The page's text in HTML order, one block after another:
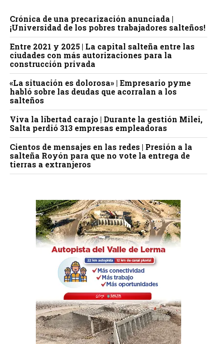
Crónica de una precarización anunciada |
¡Universidad de los pobres trabajadores salteños!
Entre 2021 y 2025 | La capital salteña entre las
ciudades con más autorizaciones para la
construcción privada
«La situación es dolorosa» | Empresario pyme
habló sobre las deudas que acorralan a los
salteños
Viva la libertad carajo | Durante la gestión Milei,
Salta perdió 313 empresas empleadoras
Cientos de mensajes en las redes | Presión a la
salteña Royón para que no vote la entrega de
tierras a extranjeros